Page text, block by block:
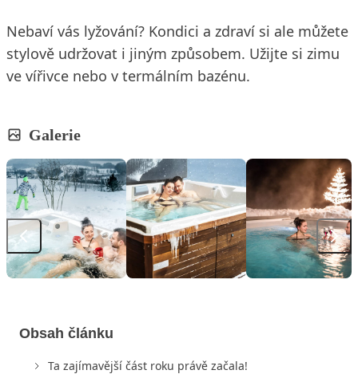
Nebaví vás lyžování? Kondici a zdraví si ale můžete
stylově udržovat i jiným způsobem. Užijte si zimu
ve vířivce nebo v termálním bazénu.
Galerie
Obsah článku
Ta zajímavější část roku právě začala!